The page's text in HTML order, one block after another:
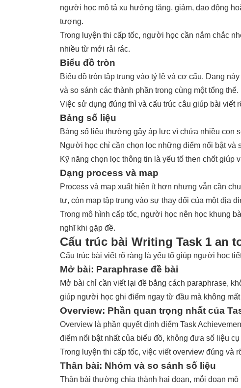
người học mô tả xu hướng tăng, giảm, dao động
tượng.
Trong luyện thi cấp tốc, người học cần nắm chắc
nhiều từ mới rải rác.
Biểu đồ tròn
Biểu đồ tròn tập trung vào tỷ lệ và cơ cấu. Dạng
và so sánh các thành phần trong cùng một tổng thể.
Việc sử dụng đúng thì và cấu trúc câu giúp bài viết
Bảng số liệu
Bảng số liệu thường gây áp lực vì chứa nhiều con
Người học chỉ cần chọn lọc những điểm nổi bật và
Kỹ năng chọn lọc thông tin là yếu tố then chốt giúp
Dạng process và map
Process và map xuất hiện ít hơn nhưng vẫn cần
tự, còn map tập trung vào sự thay đổi của một địa
Trong mô hình cấp tốc, người học nên học khung
nghĩ khi gặp đề.
Cấu trúc bài Writing Task 1 an
Cấu trúc bài viết rõ ràng là yếu tố giúp người học
Mở bài: Paraphrase đề bài
Mở bài chỉ cần viết lại đề bằng cách paraphrase,
giúp người học ghi điểm ngay từ đầu mà không
Overview: Phần quan trọng nhất của
Overview là phần quyết định điểm Task
điểm nổi bật nhất của biểu đồ, không đưa số liệu cụ
Trong luyện thi cấp tốc, việc viết overview đúng và
Thân bài: Nhóm và so sánh số liệu
Thân bài thường chia thành hai đoạn, mỗi đoạn